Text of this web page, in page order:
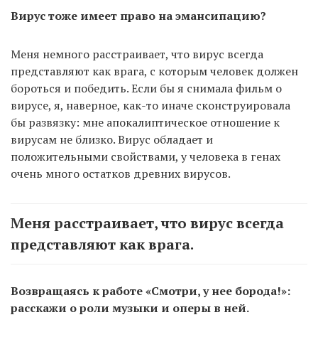
Вирус тоже имеет право на эмансипацию?
Меня немного расстраивает, что вирус всегда
представляют как врага, с которым человек должен
бороться и победить. Если бы я снимала фильм о
вирусе, я, наверное, как-то иначе сконструировала
бы развязку: мне апокалиптическое отношение к
вирусам не близко. Вирус обладает и
положительными свойствами, у человека в генах
очень много остатков древних вирусов.
Меня расстраивает, что вирус всегда
представляют как врага.
Возвращаясь к работе «Смотри, у нее борода!»:
расскажи о роли музыки и оперы в ней.